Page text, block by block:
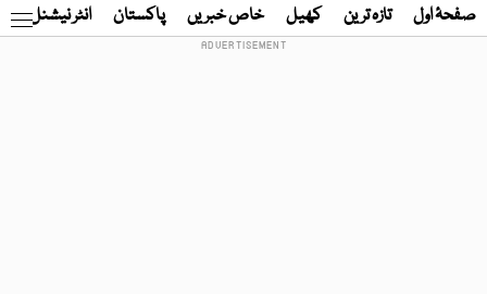
صفحۂ اول تازہ ترین کھیل خاص خبریں پاکستان انٹر نیشنل